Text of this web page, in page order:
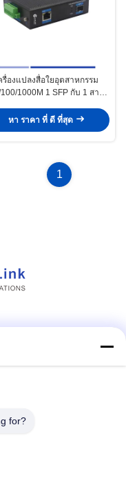
รื่องแปลงสื่อใยอุตสาหกรรม
1000M 1 SFP กับ 1 สาย
1310nm 20KM
หา ราคา ที่ ดี ที่สุด
1
for?